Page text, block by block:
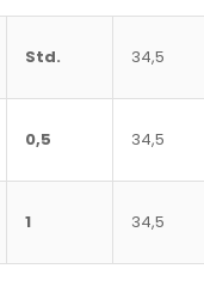
Std. 34,5
0,5 34,5
1 34,5